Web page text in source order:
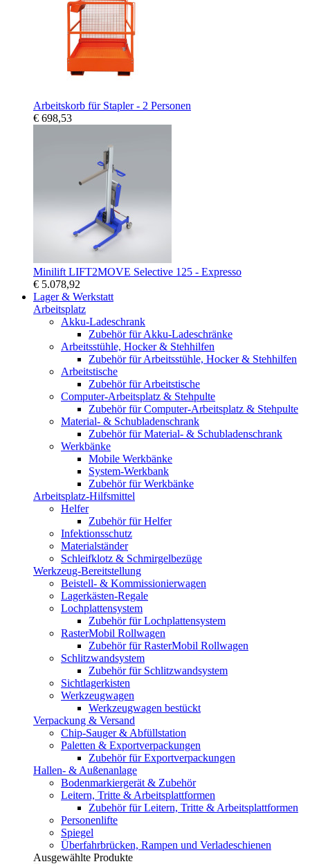
Arbeitskorb für Stapler - 2 Personen
€ 698,53
Minilift LIFT2MOVE Selective 125 - Expresso
€ 5.078,92
Lager & Werkstatt
Arbeitsplatz
Akku-Ladeschrank
Zubehör für Akku-Ladeschränke
Arbeitsstühle, Hocker & Stehhilfen
Zubehör für Arbeitsstühle, Hocker & Stehhilfen
Arbeitstische
Zubehör für Arbeitstische
Computer-Arbeitsplatz & Stehpulte
Zubehör für Computer-Arbeitsplatz & Stehpulte
Material- & Schubladenschrank
Zubehör für Material- & Schubladenschrank
Werkbänke
Mobile Werkbänke
System-Werkbank
Zubehör für Werkbänke
Arbeitsplatz-Hilfsmittel
Helfer
Zubehör für Helfer
Infektionsschutz
Materialständer
Schleifklotz & Schmirgelbezüge
Werkzeug-Bereitstellung
Beistell- & Kommissionierwagen
Lagerkästen-Regale
Lochplattensystem
Zubehör für Lochplattensystem
RasterMobil Rollwagen
Zubehör für RasterMobil Rollwagen
Schlitzwandsystem
Zubehör für Schlitzwandsystem
Sichtlagerkisten
Werkzeugwagen
Werkzeugwagen bestückt
Verpackung & Versand
Chip-Sauger & Abfüllstation
Paletten & Exportverpackungen
Zubehör für Exportverpackungen
Hallen- & Außenanlage
Bodenmarkiergerät & Zubehör
Leitern, Tritte & Arbeitsplattformen
Zubehör für Leitern, Tritte & Arbeitsplattformen
Personenlifte
Spiegel
Überfahrbrücken, Rampen und Verladeschienen
Ausgewählte Produkte